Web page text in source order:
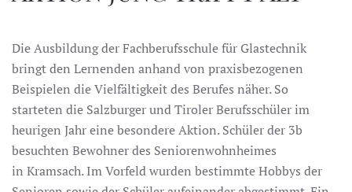
Die Ausbildung der Fachberufsschule für Glastechnik
bringt den Lernenden anhand von praxisbezogenen
Beispielen die Vielfältigkeit des Berufes näher. So
starteten die Salzburger und Tiroler Berufsschüler im
heurigen Jahr eine besondere Aktion. Schüler der 3b
besuchten Bewohner des Seniorenwohnheimes
in Kramsach. Im Vorfeld wurden bestimmte Hobbys der